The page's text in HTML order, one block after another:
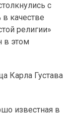
с
качестве
религии»
в этом
Карла Густава
известная в